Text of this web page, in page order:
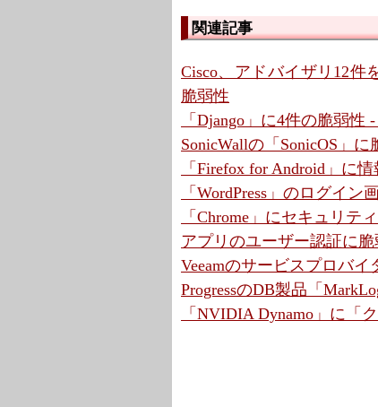
関連記事
Cisco、アドバイザリ12件
脆弱性
「Django」に4件の脆弱
SonicWallの「SonicOS」
「Firefox for Android」に
「WordPress」のログイ
「Chrome」にセキュリテ
アプリのユーザー認証に
Veeamのサービスプロバ
ProgressのDB製品「
「NVIDIA Dynamo」に「